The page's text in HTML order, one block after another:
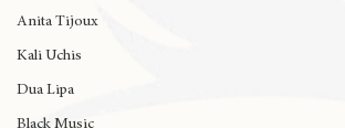
Rick Santino
Anita Tijoux
Kali Uchis
Dua Lipa